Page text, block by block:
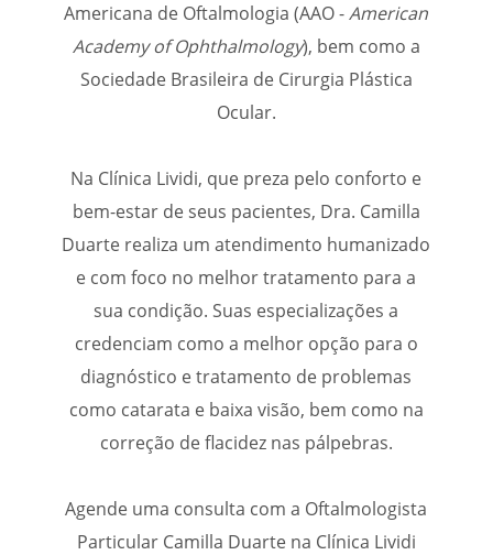
Americana de Oftalmologia (AAO -American
Academy of Ophthalmology), bem como a
Sociedade Brasileira de Cirurgia Plástica
Ocular.
Na Clínica Lividi, que preza pelo conforto e
bem-estar de seus pacientes, Dra. Camilla
Duarte realiza um atendimento humanizado
e com foco no melhor tratamento para a
sua condição. Suas especializações a
credenciam como a melhor opção para o
diagnóstico e tratamento de problemas
como catarata e baixa visão, bem como na
correção de flacidez nas pálpebras.
Agende uma consulta com a Oftalmologista
Particular Camilla Duartena Clínica Lividi